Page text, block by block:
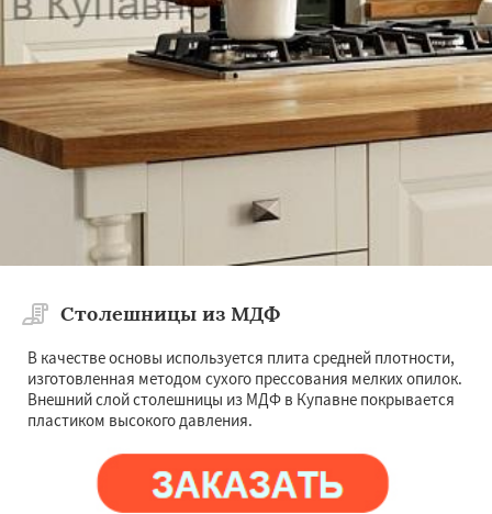
Столешницы из МДФ
В качестве основы используется плита средней плотности,
изготовленная методом сухого прессования мелких опилок.
Внешний слой столешницы из МДФ в Купавне покрывается
пластиком высокого давления.